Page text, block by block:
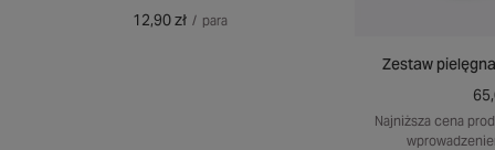
12,90 zł / para
Zestaw
Najniższa cena